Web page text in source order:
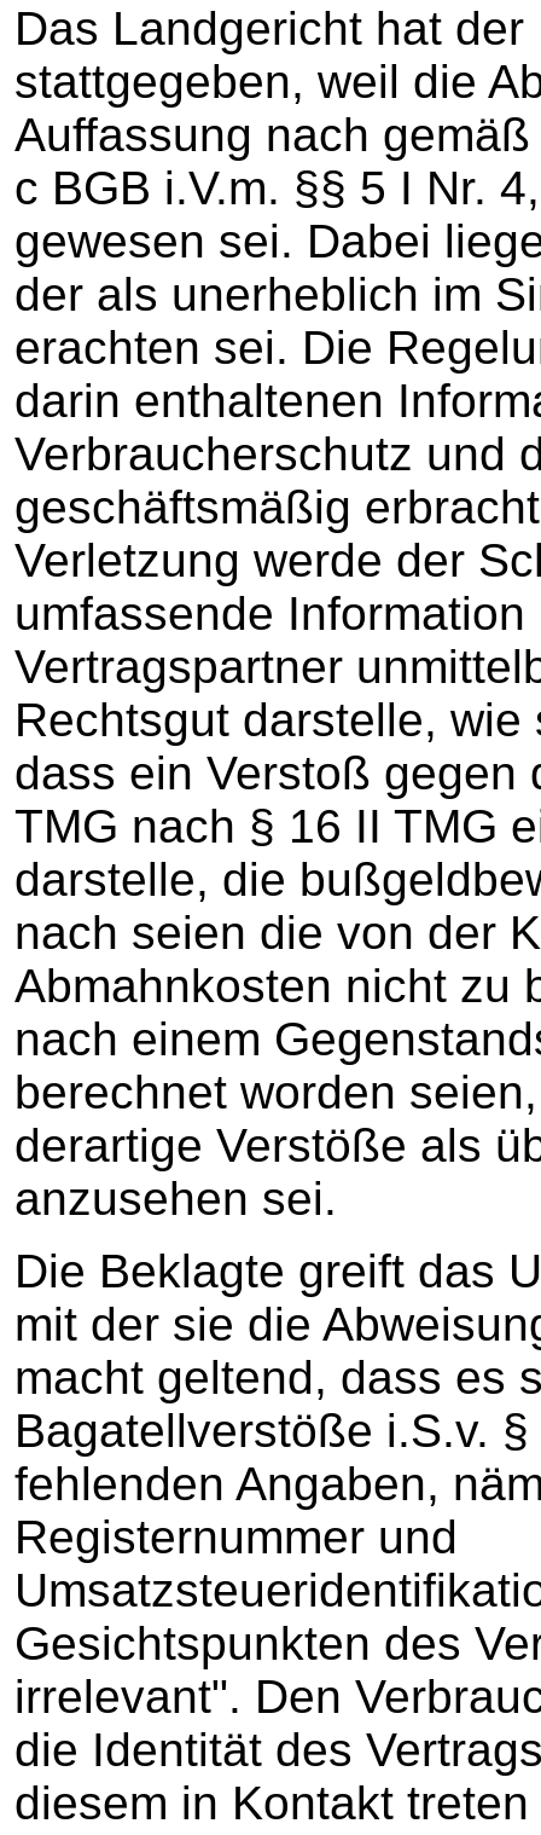
Das Landgericht hat
stattgegeben, weil die
Auffassung nach
c BGB i.V.m. §§ 5 I Nr.
gewesen sei. Dabei
der als unerheblich im
erachten sei. Die
darin enthaltenen
Verbraucherschutz und
geschäftsmäßig
Verletzung werde der
umfassende
Vertragspartner
Rechtsgut darstelle,
dass ein Verstoß gegen
TMG nach § 16 II TMG
darstelle, die
nach seien die von der
Abmahnkosten nicht zu
nach einem
berechnet worden
derartige Verstöße als
anzusehen sei.
Die Beklagte greift das
mit der sie die
macht geltend, dass es
Bagatellverstöße i.S.v.
fehlenden Angaben,
Registernummer und
Gesichtspunkten des
irrelevant". Den
die Identität des
diesem in Kontakt